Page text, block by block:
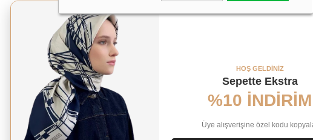
Tek Renk 49930
HOŞ GELDİNİZ
Sepette Ekstra
%10 İNDİRİM
Üye alışverişine özel kodu